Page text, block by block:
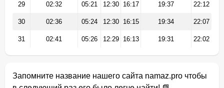
29 02:32 05:21 12:30 16:17 19:37 22:12
30 02:36 05:24 12:30 16:15 19:34 22:07
31 02:41 05:26 12:29 16:13 19:31 22:02
Запомните название нашего сайта namaz.pro чтобы